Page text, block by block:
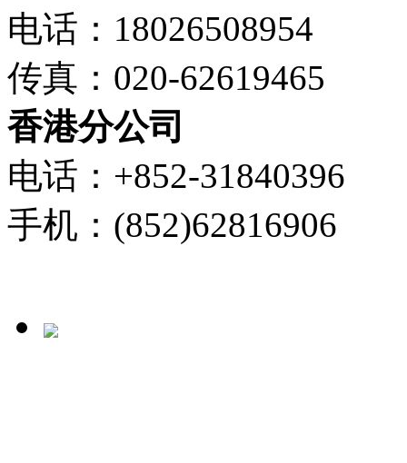
电话：18026508954
传真：020-62619465
香港分公司
电话：+852-31840396
手机：(852)62816906